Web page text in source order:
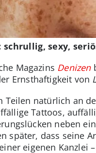
sexy,
Magazins Denizen
Ernsthaftigkeit von
Teilen natürlich an
Tattoos,
neben
später, dass seine
eigenen Kanzlei